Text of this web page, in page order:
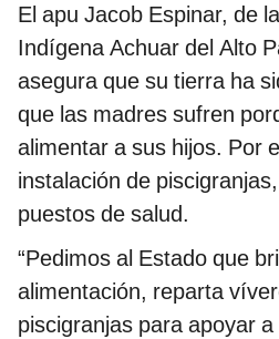
El apu Jacob Espinar, de
Indígena Achuar del Alto
asegura que su tierra ha
que las madres sufren
alimentar a sus hijos. Por
instalación de
puestos de salud.
“Pedimos al Estado que
alimentación, reparta
piscigranjas para apoyar